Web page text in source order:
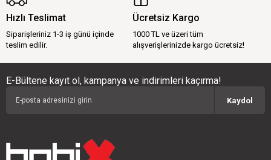
Hızlı Teslimat
Siparişleriniz 1-3 iş günü içinde
teslim edilir.
Ücretsiz Kargo
1000 TL ve üzeri tüm
alışverişlerinizde kargo ücretsiz!
E-Bültene kayıt ol, kampanya ve indirimleri kaçırma!
Kaydol